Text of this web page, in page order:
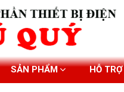
SẢN PHẨM HỖ TRỢ